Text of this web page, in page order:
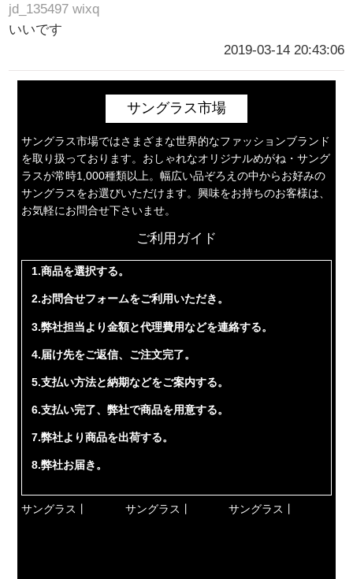
jd_135497 wixq
いいです
2019-03-14 20:43:06
サングラス市場
サングラス市場ではさまざまな世界的なファッションブランド
を取り扱っております。おしゃれなオリジナルめがね・サング
ラスが常時1,000種類以上。幅広い品ぞろえの中からお好みの
サングラスをお選びいただけます。興味をお持ちのお客様は、
お気軽にお問合せ下さいませ。
ご利用ガイド
1.商品を選択する。
2.お問合せフォームをご利用いただき。
3.弊社担当より金額と代理費用などを連絡する。
4.届け先をご返信、ご注文完了。
5.支払い方法と納期などをご案内する。
6.支払い完了、弊社で商品を用意する。
7.弊社より商品を出荷する。
8.弊社お届き。
サングラス丨 サングラス丨 サングラス丨